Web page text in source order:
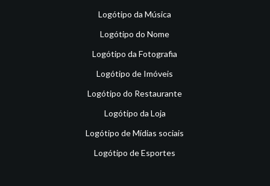
Logótipo da Música
Logótipo do Nome
Logótipo da Fotografia
Logótipo de Imóveis
Logótipo do Restaurante
Logótipo da Loja
Logótipo de Mídias sociais
Logótipo de Esportes